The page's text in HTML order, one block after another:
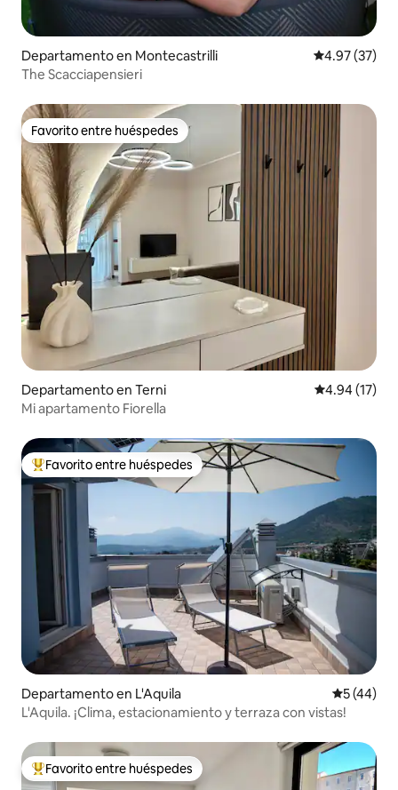
Departamento en Montecastrilli Calificación
4.97 (37)
The Scacciapensieri
Favorito entre huéspedes
Favorito entre huéspedes
Departamento en Terni Calificación
4.94 (17)
Mi apartamento Fiorella
De los mejores en Favorito entre huéspedes
Favorito entre huéspedes
Departamento en L'Aquila
5 (44)
L'Aquila. ¡Clima, estacionamiento y terraza con vistas!
De los mejores en Favorito entre huéspedes
Favorito entre huéspedes